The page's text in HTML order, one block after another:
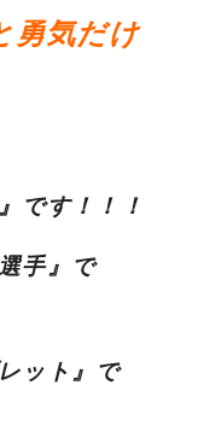
勇気だけ
です！！！
手』で
ット』で